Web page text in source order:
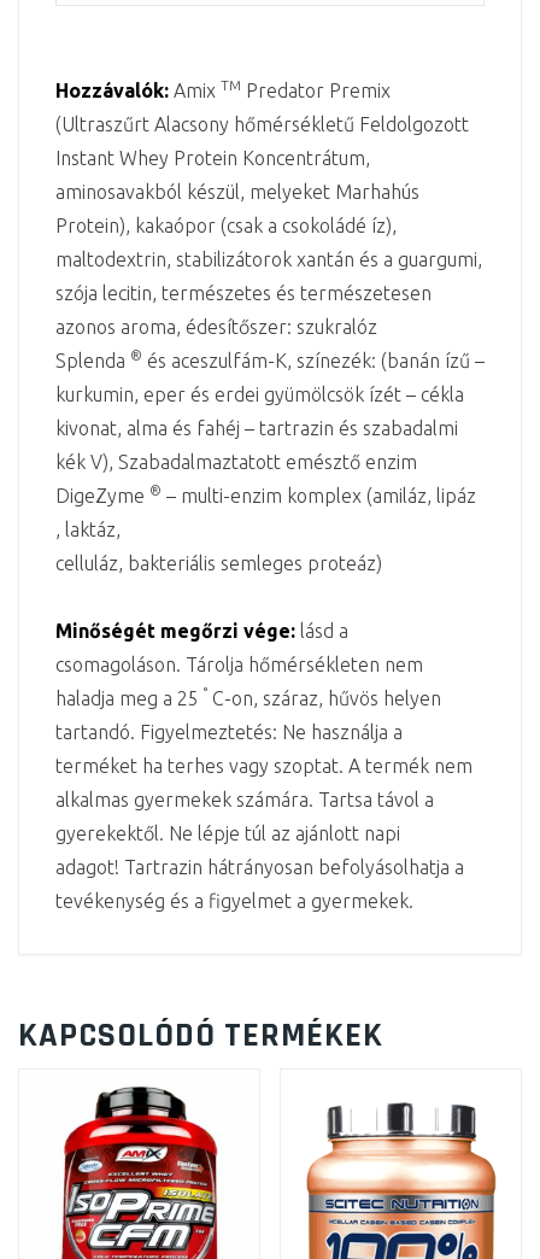
Hozzávalók: Amix TM Predator Premix
(Ultraszűrt Alacsony hőmérsékletű Feldolgozott
Instant Whey Protein Koncentrátum,
aminosavakból készül, melyeket Marhahús
Protein), kakaópor (csak a csokoládé íz),
maltodextrin, stabilizátorok xantán és a guargumi,
szója lecitin, természetes és természetesen
azonos aroma, édesítőszer: szukralóz
Splenda ® és aceszulfám-K, színezék: (banán ízű –
kurkumin, eper és erdei gyümölcsök ízét – cékla
kivonat, alma és fahéj – tartrazin és szabadalmi
kék V), Szabadalmaztatott emésztő enzim
DigeZyme ® – multi-enzim komplex (amiláz, lipáz
, laktáz,
celluláz, bakteriális semleges proteáz)
Minőségét megőrzi vége: lásd a
csomagoláson. Tárolja hőmérsékleten nem
haladja meg a 25 ° C-on, száraz, hűvös helyen
tartandó. Figyelmeztetés: Ne használja a
terméket ha terhes vagy szoptat. A termék nem
alkalmas gyermekek számára. Tartsa távol a
gyerekektől. Ne lépje túl az ajánlott napi
adagot! Tartrazin hátrányosan befolyásolhatja a
tevékenység és a figyelmet a gyermekek.
KAPCSOLÓDÓ TERMÉKEK